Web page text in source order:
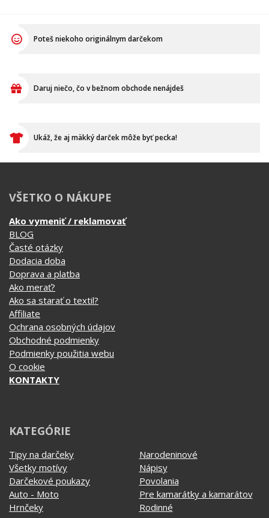
Poteš niekoho originálnym darčekom
Daruj niečo, čo v bežnom obchode nenájdeš
Ukáž, že aj mäkký darček môže byť pecka!
VŠETKO O NÁKUPE
Ako vymeniť / reklamovať
BLOG
Časté otázky
Dodacia doba
Doprava a platba
Ako merať?
Ako sa starať o textil?
Affiliate
Ochrana osobných údajov
Obchodné podmienky
Podmienky použitia webu
O cookie
KONTAKTY
KATEGÓRIE
Tipy na darčeky
Všetky motívy
Darčekové poukazy
Auto - Moto
Hrnčeky
Narodeninové
Nápisy
Povolania
Pre kamarátky a kamarátov
Rodinné